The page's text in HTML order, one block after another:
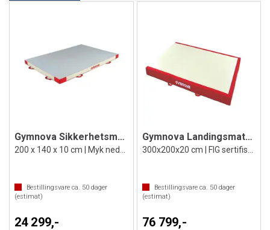
Gymnova Sikkerhetsmatte
Bestillingsvare ca. 50 dager
(estimat)
24 299,-
Gymnova Landingsmatte for ringer mm. 3x2
Bestillingsvare ca. 50dager
(estimat)
76 799,-